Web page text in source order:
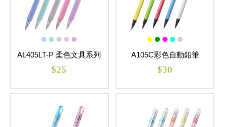
AL405LT-P 柔色文具系列
三角自動鉛筆 WOW!
$25
A105C彩色自動鉛筆
Caplet
$30